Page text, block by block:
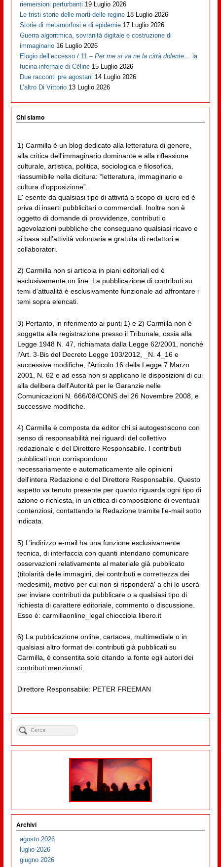
riemersioni perturbanti 19 Luglio 2026
Le tristi storie delle morti delle regine 18 Luglio 2026
Storie di metamorfosi e di epidemie 17 Luglio 2026
Guerra algoritmica, sovranità digitale e costruzione di
immaginario 16 Luglio 2026
Elogio dell’eccesso / 11 –Per me si va ne la città dolente… la
fucina infernale di Cèline 15 Luglio 2026
Due racconti pre agostani 14 Luglio 2026
L’altro Di Vittorio 13 Luglio 2026
Chi siamo
1) Carmilla è un blog dedicato alla letteratura di genere,
alla critica dell'immaginario dominante e alla riflessione
culturale, artistica, politica, sociologica e filosofica,
riassumibile nella dicitura: “letteratura, immaginario e
cultura d'opposizione”.
E' esente da qualsiasi tipo di attività a scopo di lucro ed è
priva di inserti pubblicitari o commerciali. Inoltre non è
oggetto di domande di provvidenze, contributi o
agevolazioni pubbliche che conseguano qualsiasi ricavo e
si basa sull'attività volontaria e gratuita di redattori e
collaboratori.
2) Carmilla non si articola in piani editoriali ed è
esclusivamente on line. La pubblicazione di contributi su
temi d'attualità è esclusivamente funzionale ad affrontare i
temi sopra elencati.
3) Pertanto, in riferimento ai punti 1) e 2) Carmilla non è
soggetta alla registrazione presso il Tribunale, ossia alla
Legge 1948 N. 47, richiamata dalla Legge 62/2001, nonché
l’Art. 3-Bis del Decreto Legge 103/2012, _N. 4_16 e
successive modifiche, l’Articolo 16 della Legge 7 Marzo
2001, N. 62 e ad essa non si applicano le disposizioni di cui
alla delibera dell'Autorità per le Garanzie nelle
Comunicazioni N. 666/08/CONS del 26 Novembre 2008, e
successive modifiche.
4) Carmilla è composta da editor chi si autogestiscono con
senso di responsabilità nei riguardi del collettivo
redazionale e del Direttore Responsabile. I contributi
pubblicati non corrispondono
necessariamente e automaticamente alle opinioni
dell'intera Redazione o del Direttore Responsabile. Questo
aspetto va tenuto presente per quanto riguarda ogni tipo di
azione o richiesta, in un'ottica di composizione di eventuali
contenziosi, contattando la Redazione tramite l'e-mail sotto
indicata.
5) L’indirizzo e-mail ha una funzione esclusivamente
tecnica, di interfaccia con quanti intendano comunicare
osservazioni relativamente al materiale già pubblicato
(titolarità delle immagini, dei contributi e correttezza dei
medesimi), motivo per cui non si risponderà' a chi lo userà
per inviare contributi da pubblicare o a qualsiasi tipo di
richiesta di carattere editoriale, commento o discussione.
Esso è: carmillaonline_legal chiocciola libero.it
6) La pubblicazione online, cartacea, multimediale o in
qualsiasi altro format dei contributi già pubblicati su
Carmilla, è consentita solo citando la fonte egli autori dei
contributi menzionati.
Direttore Responsabile: PETER FREEMAN
Archivi
agosto 2026
luglio 2026
giugno 2026